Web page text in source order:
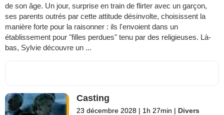
de son âge. Un jour, surprise en train de flirter avec un garçon,
ses parents outrés par cette attitude désinvolte, choisissent la
manière forte pour la raisonner : ils l'envoient dans un
établissement pour "filles perdues" tenu par des religieuses. Là-
bas, Sylvie découvre un ...
Casting
23 décembre 2028 | 1h 27min | Divers